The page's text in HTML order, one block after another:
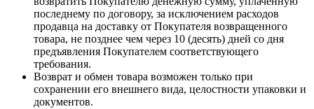
последнему по договору, за исключением расходов
продавца на доставку от Покупателя возвращенного
товара, не позднее чем через 10 (десять) дней со дня
предъявления Покупателем соответствующего
требования.
Возврат и обмен товара возможен только при
сохранении его внешнего вида, целостности упаковки и
документов.